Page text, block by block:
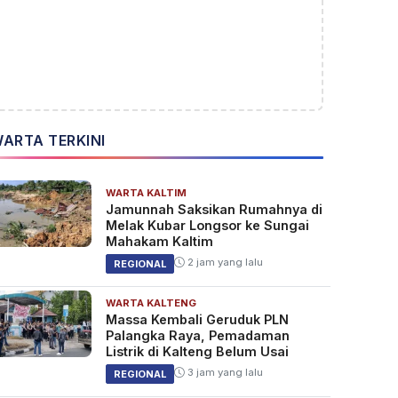
TERKINI
WARTA KALTIM
Jamunnah Saksikan Rumahnya di
Melak Kubar Longsor ke Sungai
Mahakam Kaltim
REGIONAL 2 jam yang lalu
WARTA KALTENG
Massa Kembali Geruduk PLN
Palangka Raya, Pemadaman
Listrik di Kalteng Belum Usai
REGIONAL 3 jam yang lalu